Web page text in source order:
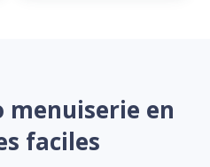
menuiserie en
faciles